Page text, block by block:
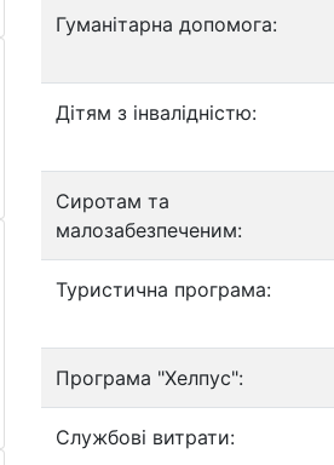
Гуманітарна допомога:
Дітям з інвалідністю:
Сиротам та
малозабезпеченим:
Туристична програма:
Програма "Хелпус":
Службові витрати: